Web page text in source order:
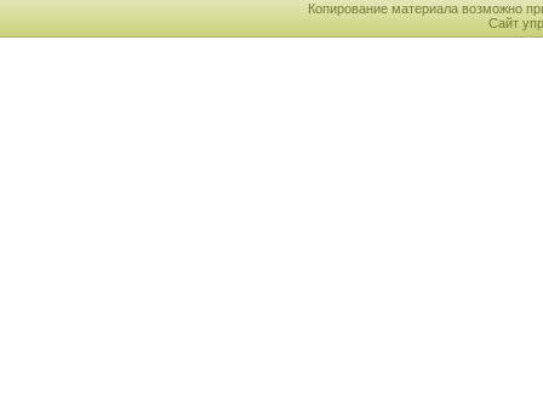
Копирование материала возможно
Сайт